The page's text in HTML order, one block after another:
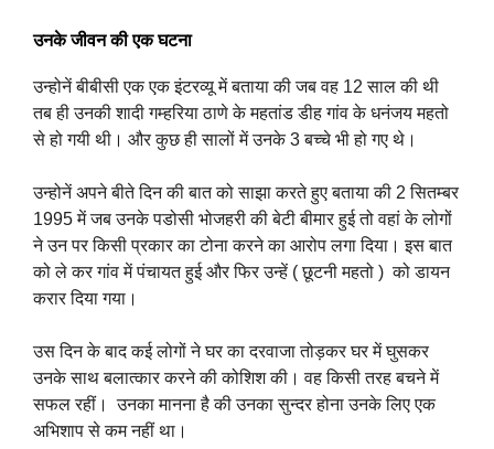
उनके जीवन की एक घटना
उन्होनें बीबीसी एक एक इंटरव्यू में बताया की जब वह 12 साल की थी
तब ही उनकी शादी गम्हरिया ठाणे के महतांड डीह गांव के धनंजय महतो
से हो गयी थी। और कुछ ही सालों में उनके 3 बच्चे भी हो गए थे।
उन्होनें अपने बीते दिन की बात को साझा करते हुए बताया की 2 सितम्बर
1995 में जब उनके पडोसी भोजहरी की बेटी बीमार हुई तो वहां के लोगों
ने उन पर किसी प्रकार का टोना करने का आरोप लगा दिया। इस बात
को ले कर गांव में पंचायत हुई और फिर उन्हें ( छूटनी महतो ) को डायन
करार दिया गया।
उस दिन के बाद कई लोगों ने घर का दरवाजा तोड़कर घर में घुसकर
उनके साथ बलात्कार करने की कोशिश की। वह किसी तरह बचने में
सफल रहीं। उनका मानना है की उनका सुन्दर होना उनके लिए एक
अभिशाप से कम नहीं था।